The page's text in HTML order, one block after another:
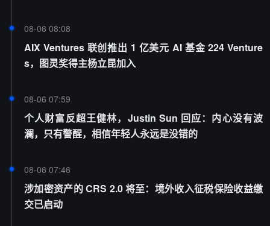
08-06 08:08
AIX Ventures 联创推出 1 亿美元 AI 基金 224 Venture
s，图灵奖得主杨立昆加入
08-06 07:59
个人财富反超王健林，Justin Sun 回应：内心没有波
澜，只有警醒，相信年轻人永远是没错的
08-06 07:46
涉加密资产的 CRS 2.0 将至：境外收入征税保险收益缴
交已启动